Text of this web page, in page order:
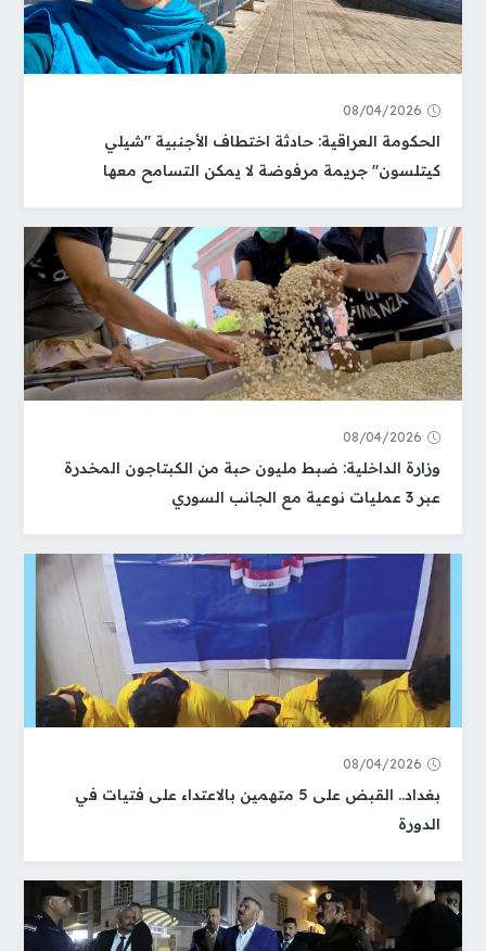
08/04/2026
الحكومة العراقية: حادثة اختطاف الأجنبية "شيلي
كيتلسون" جريمة مرفوضة لا يمكن التسامح معها
08/04/2026
وزارة الداخلية: ضبط مليون حبة من الكبتاجون المخدرة
عبر 3 عمليات نوعية مع الجانب السوري
08/04/2026
بغداد.. القبض على 5 متهمين بالاعتداء على فتيات في
الدورة